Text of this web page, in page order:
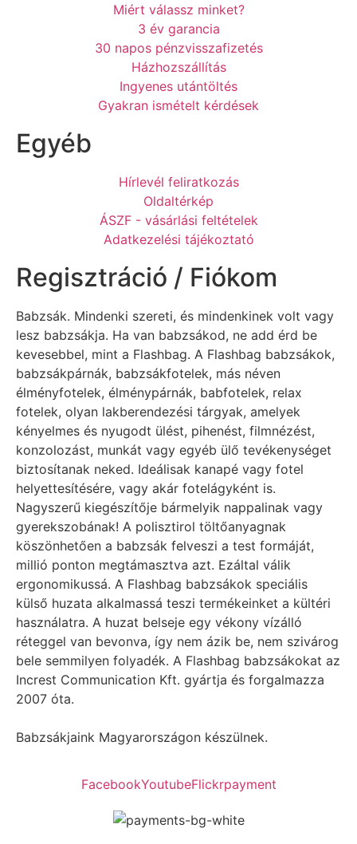
Miért válassz minket?
3 év garancia
30 napos pénzvisszafizetés
Házhozszállítás
Ingyenes utántöltés
Gyakran ismételt kérdések
Egyéb
Hírlevél feliratkozás
Oldaltérkép
ÁSZF - vásárlási feltételek
Adatkezelési tájékoztató
Regisztráció / Fiókom
Babzsák. Mindenki szereti, és mindenkinek volt vagy
lesz babzsákja. Ha van babzsákod, ne add érd be
kevesebbel, mint a Flashbag. A Flashbag babzsákok,
babzsákpárnák, babzsákfotelek, más néven
élményfotelek, élménypárnák, babfotelek, relax
fotelek, olyan lakberendezési tárgyak, amelyek
kényelmes és nyugodt ülést, pihenést, filmnézést,
konzolozást, munkát vagy egyéb ülő tevékenységet
biztosítanak neked. Ideálisak kanapé vagy fotel
helyettesítésére, vagy akár fotelágyként is.
Nagyszerű kiegészítője bármelyik nappalinak vagy
gyerekszobának! A polisztirol töltőanyagnak
köszönhetően a babzsák felveszi a test formáját,
millió ponton megtámasztva azt. Ezáltal válik
ergonomikussá. A Flashbag babzsákok speciális
külső huzata alkalmassá teszi termékeinket a kültéri
használatra. A huzat belseje egy vékony vízálló
réteggel van bevonva, így nem ázik be, nem szivárog
bele semmilyen folyadék. A Flashbag babzsákokat az
Increst Communication Kft. gyártja és forgalmazza
2007 óta.
Babzsákjaink Magyarországon készülnek.
FacebookYoutubeFlickrpayment